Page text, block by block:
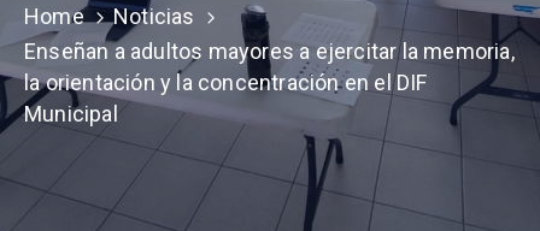
Home
Noticias
Enseñan a adultos mayores a ejercitar la memoria,
la orientación y la concentración en el DIF
Municipal